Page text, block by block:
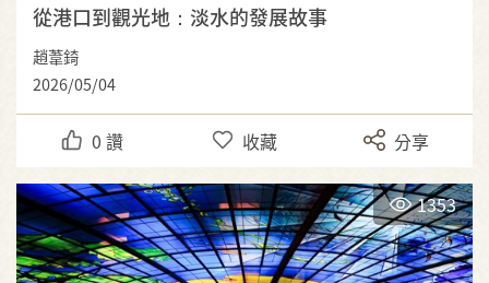
從港口到觀光地：淡水的發展故事
趙葦錡
2026/05/04
0 讚 收藏 分享
1353